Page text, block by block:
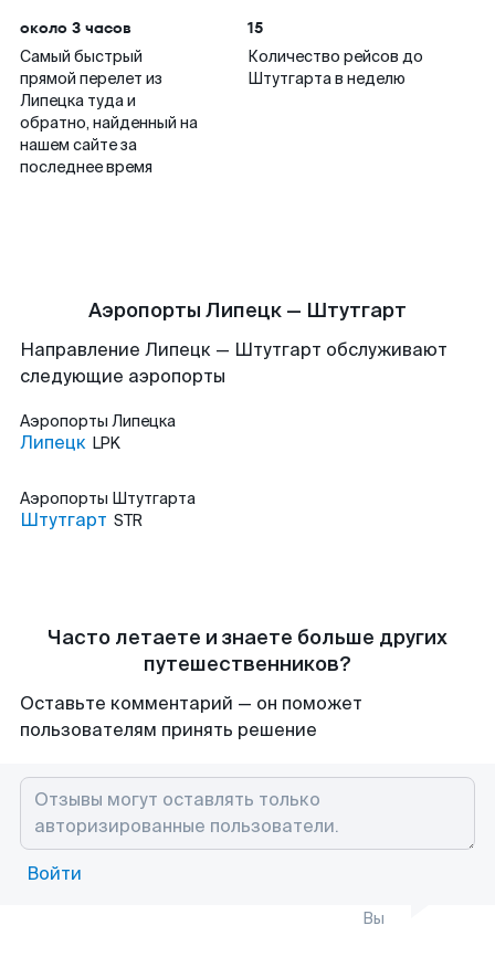
около 3 часов
Самый быстрый
прямой перелет из
Липецка туда и
обратно, найденный на
нашем сайте за
последнее время
15
Количество рейсов до
Штутгарта в неделю
Аэропорты Липецк — Штутгарт
Направление Липецк — Штутгарт обслуживают
следующие аэропорты
Аэропорты Липецка
Липецк LPK
Аэропорты Штутгарта
Штутгарт STR
Часто летаете и знаете больше других
путешественников?
Оставьте комментарий — он поможет
пользователям принять решение
Войти
Вы